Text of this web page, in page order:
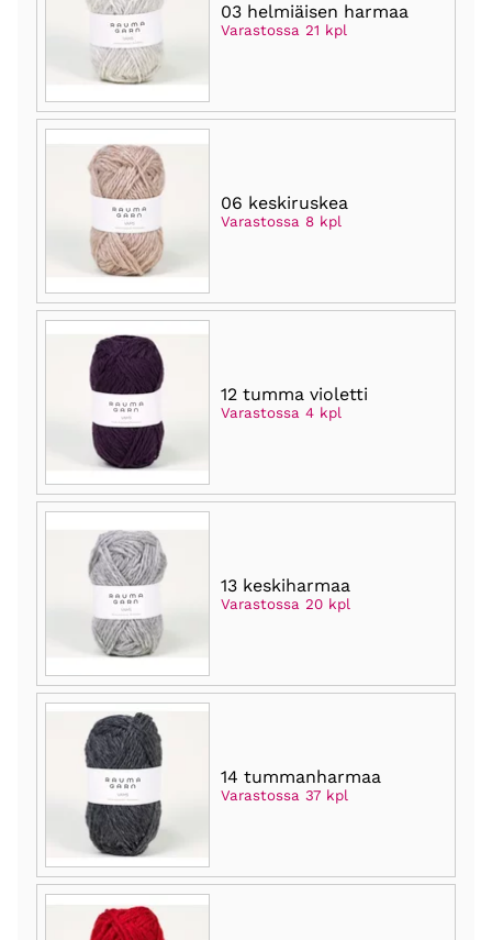
03 helmiäisen harmaa
Varastossa 21 kpl
06 keskiruskea
Varastossa 8 kpl
12 tumma violetti
Varastossa 4 kpl
13 keskiharmaa
Varastossa 20 kpl
14 tummanharmaa
Varastossa 37 kpl